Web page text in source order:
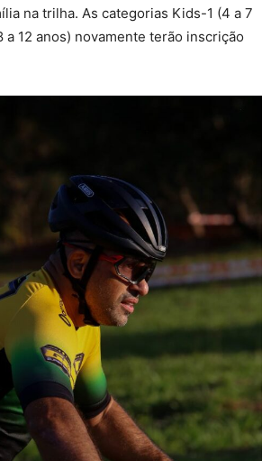
na trilha. As categorias Kids-1 (4 a 7
a 12 anos) novamente terão inscrição